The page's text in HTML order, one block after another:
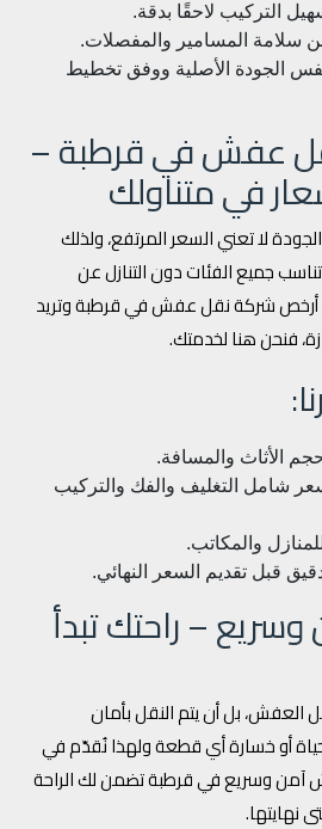
التركيب لاحقًا بدقة.
سلامة المسامير والمفصلات.
الجودة الأصلية ووفق تخطيط
عفش في قرطبة –
في متناولك
لا تعني السعر المرتفع، ولذلك
جميع الفئات دون التنازل عن
أرخص شركة نقل عفش في قرطبة وتريد
فنحن هنا لخدمتك.
الأثاث والمسافة.
شامل التغليف والفك والتركيب
والمكاتب.
قبل تقديم السعر النهائي.
– راحتك تبدأ
بل أن يتم النقل بأمان
أو خسارة أي قطعة ولهذا نُقدّم في
آمن وسريع في قرطبة تضمن لك الراحة
نهايتها.